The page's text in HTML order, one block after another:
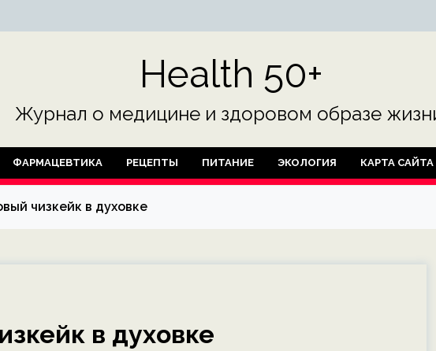
Health 50+
Журнал о медицине и здоровом образе
ФАРМАЦЕВТИКА РЕЦЕПТЫ ПИТАНИЕ ЭКОЛОГИЯ КАРТА САЙТА
чизкейк в духовке
в духовке